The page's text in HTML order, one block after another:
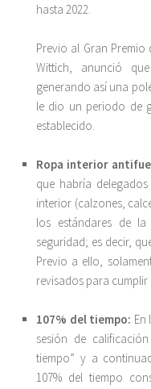
hasta 2022.
Previo al Gran
Wittich, anunció
generando así una
le dio un periodo de
establecido.
Ropa interior
que habría
interior (calzones,
los estándares de
seguridad; es decir,
Previo a ello,
revisados para cumplir
107% del tiempo: En
sesión de
tiempo” y a
107% del tiempo